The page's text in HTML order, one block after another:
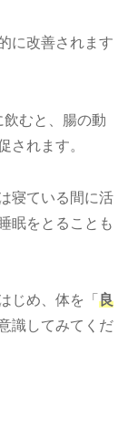
に改善されます
飲むと、腸の動
されます。
寝ている間に活
眠をとることも
じめ、体を「 良
識してみてくだ